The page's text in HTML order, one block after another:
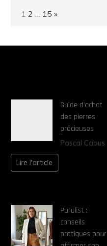
Page:
1 2 … 15 Next
»
Guide d’achat
des pierres
précieuses
Pascal Cabus
Lire l'article
Puralist :
conseils
pratiques pour